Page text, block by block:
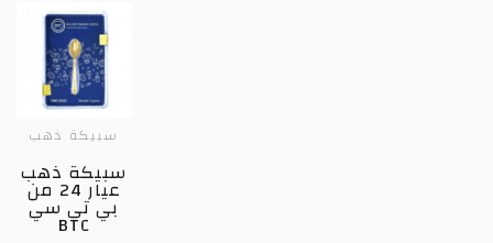
سبيكة ذهب
سبيكة ذهب
عيار 24 من
بي تي سي
BTC